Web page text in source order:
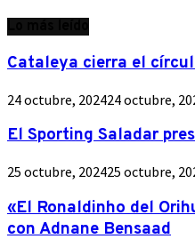
Cataleya cierra el
24 octubre, 202424 octubre,
El Sporting Saladar
25 octubre, 202425 octubre,
«El Ronaldinho del
con Adnane Bensaad